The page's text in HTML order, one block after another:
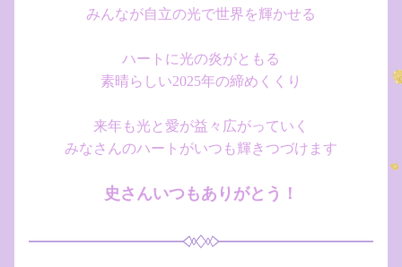
みんなが自立の光で世界を輝かせる
ハートに光の炎がともる
素晴らしい2025年の締めくくり
来年も光と愛が益々広がっていく
みなさんのハートがいつも輝きつづけます
史さんいつもありがとう！